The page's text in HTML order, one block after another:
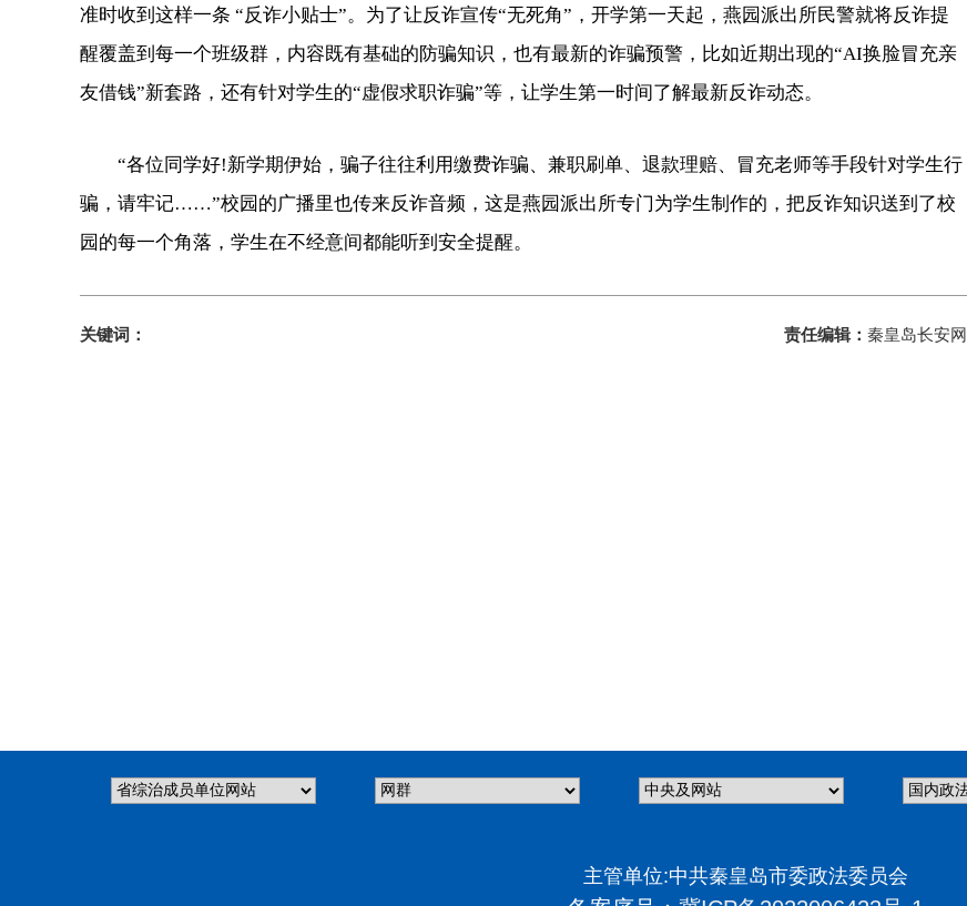
准时收到这样一条 “反诈小贴士”。为了让反诈宣传“无死角”，开学第一天起，燕园派出所民警就将反诈提
醒覆盖到每一个班级群，内容既有基础的防骗知识，也有最新的诈骗预警，比如近期出现的“AI换脸冒充亲
友借钱”新套路，还有针对学生的“虚假求职诈骗”等，让学生第一时间了解最新反诈动态。
“各位同学好!新学期伊始，骗子往往利用缴费诈骗、兼职刷单、退款理赔、冒充老师等手段针对学生行
骗，请牢记……”校园的广播里也传来反诈音频，这是燕园派出所专门为学生制作的，把反诈知识送到了校
园的每一个角落，学生在不经意间都能听到安全提醒。
关键词： 责任编辑： 秦皇岛长安网
主管单位:中共秦皇岛市委政法委员会